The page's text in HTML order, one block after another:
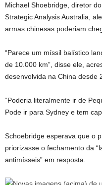
Michael Shoebridge, diretor
Strategic Analysis Australia,
armas chinesas poderiam
“Parece um míssil balístico
de 10.000 km”, disse ele,
desenvolvida na China desde
“Poderia literalmente ir de
Pode ir para Sydney e tem
Schoebridge esperava que o
priorizasse o fechamento da
antimísseis” em resposta.